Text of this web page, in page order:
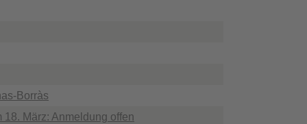
Borràs
März: Anmeldung offen